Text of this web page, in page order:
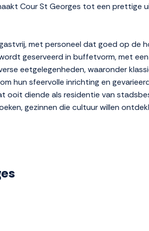
Cour St Georges tot een prettige
met personeel dat goed op de
geserveerd in buffetvorm, met
eetgelegenheden, waaronder
hun sfeervolle inrichting en
ooit diende als residentie van
gezinnen die cultuur willen